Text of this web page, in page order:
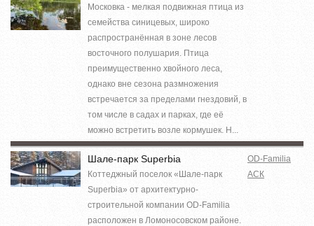
Московка - мелкая подвижная птица из
семейства синицевых, широко
распространённая в зоне лесов
восточного полушария. Птица
преимущественно хвойного леса,
однако вне сезона размножения
встречается за пределами гнездовий, в
том числе в садах и парках, где её
можно встретить возле кормушек. Н...
Шале-парк Superbia
Коттеджный поселок «Шале-парк
Superbia» от архитектурно-
строительной компании OD-Familia
расположен в Ломоносовском районе.
OD-Familia
АСК